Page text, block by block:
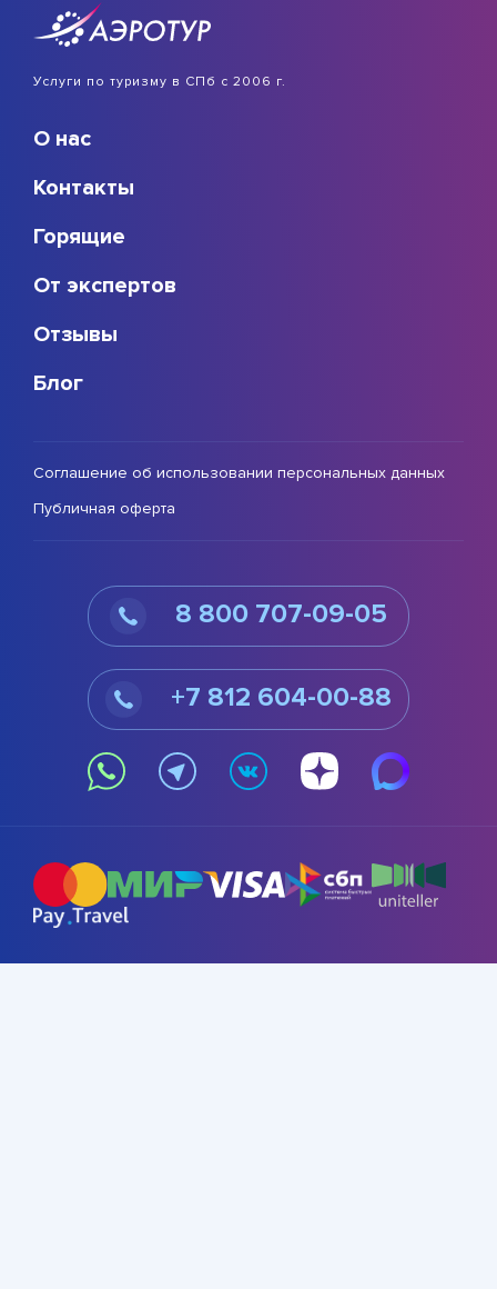
Услуги по туризму в СПб с 2006 г.
О нас
Контакты
Горящие
От экспертов
Отзывы
Блог
Соглашение об использовании персональных данных
Публичная оферта
8 800 707-09-05
+7 812 604-00-88